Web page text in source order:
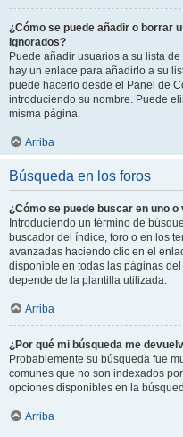
¿Cómo se puede añadir o borrar
Ignorados?
Puede añadir usuarios a su lista
hay un enlace para añadirlo a su
puede hacerlo desde el Panel de
introduciendo su nombre. Puede
misma página.
Arriba
Búsqueda en los foros
¿Cómo se puede buscar en uno
Introduciendo un término de
buscador del índice, foro o en los
avanzadas haciendo clic en el
disponible en todas las páginas
depende de la plantilla utilizada.
Arriba
¿Por qué mi búsqueda me
Probablemente su búsqueda fue
comunes que no son indexados
opciones disponibles en la
Arriba